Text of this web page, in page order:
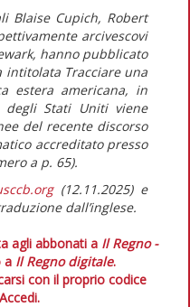
Blaise Cupich, Robert
arcivescovi
hanno pubblicato
intitolata Tracciare una
estera americana, in
degli Stati Uniti viene
del recente discorso
accreditato presso
a p. 65).
(12.11.2025) e
dall’inglese.
agli abbonati a Il Regno -
Il Regno digitale.
con il proprio codice
Accedi.